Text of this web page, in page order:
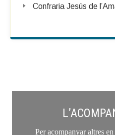
Confraria Jesús de
Per acompanyar altres